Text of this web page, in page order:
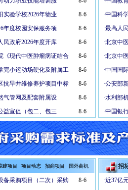
实验学校2026年物业
8-6
年度校园安保服务项
8-6
民政府2026年度开库
8-6
《现代中医肿瘤病证结合
8-6
完小运动场硬化及附属工
8-6
抗旱井维修养护项目中标
8-6
气管网及配套附属设
8-6
益宣促（包二、包三 8-6
·中国科
·最高人
·北京中
·北京中
·中国国
·公安部
·水利部
·中国银
建项目 项目动态 招商项目 国外商机
备采购项目（二次）采购
8-6
招
·近37亿